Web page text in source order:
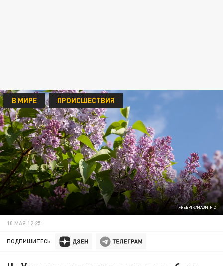
FREEPIK/MAGNIFIC
В МИРЕ ПРОИСШЕСТВИЯ
10 МАЯ 12:25
ПОДПИШИТЕСЬ: